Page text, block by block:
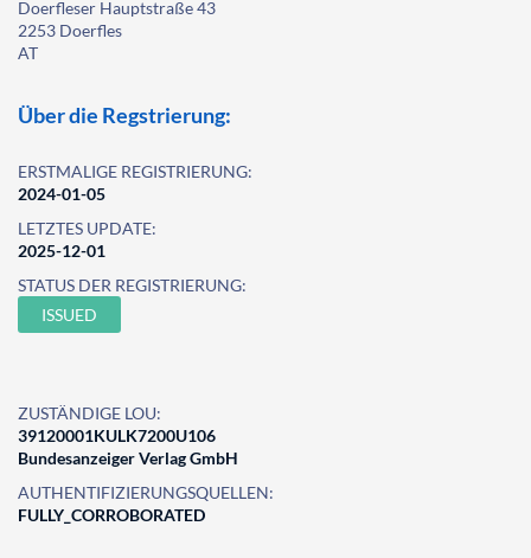
Doerfleser Hauptstraße 43
2253 Doerfles
AT
Über die Regstrierung:
ERSTMALIGE REGISTRIERUNG:
2024-01-05
LETZTES UPDATE:
2025-12-01
STATUS DER REGISTRIERUNG:
ISSUED
ZUSTÄNDIGE LOU:
39120001KULK7200U106
Bundesanzeiger Verlag GmbH
AUTHENTIFIZIERUNGSQUELLEN:
FULLY_CORROBORATED